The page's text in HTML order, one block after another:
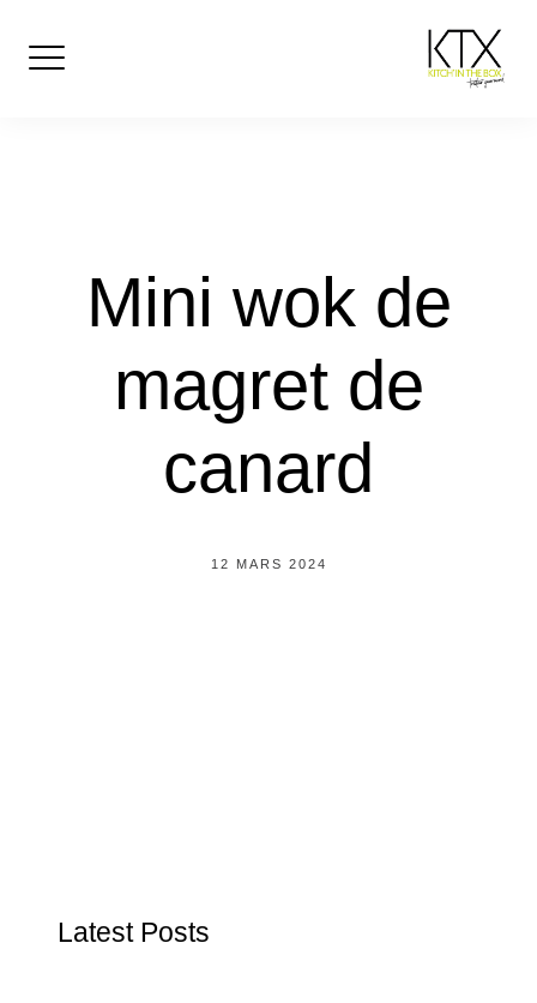
Mini wok de
magret de
canard
12 MARS 2024
Latest Posts